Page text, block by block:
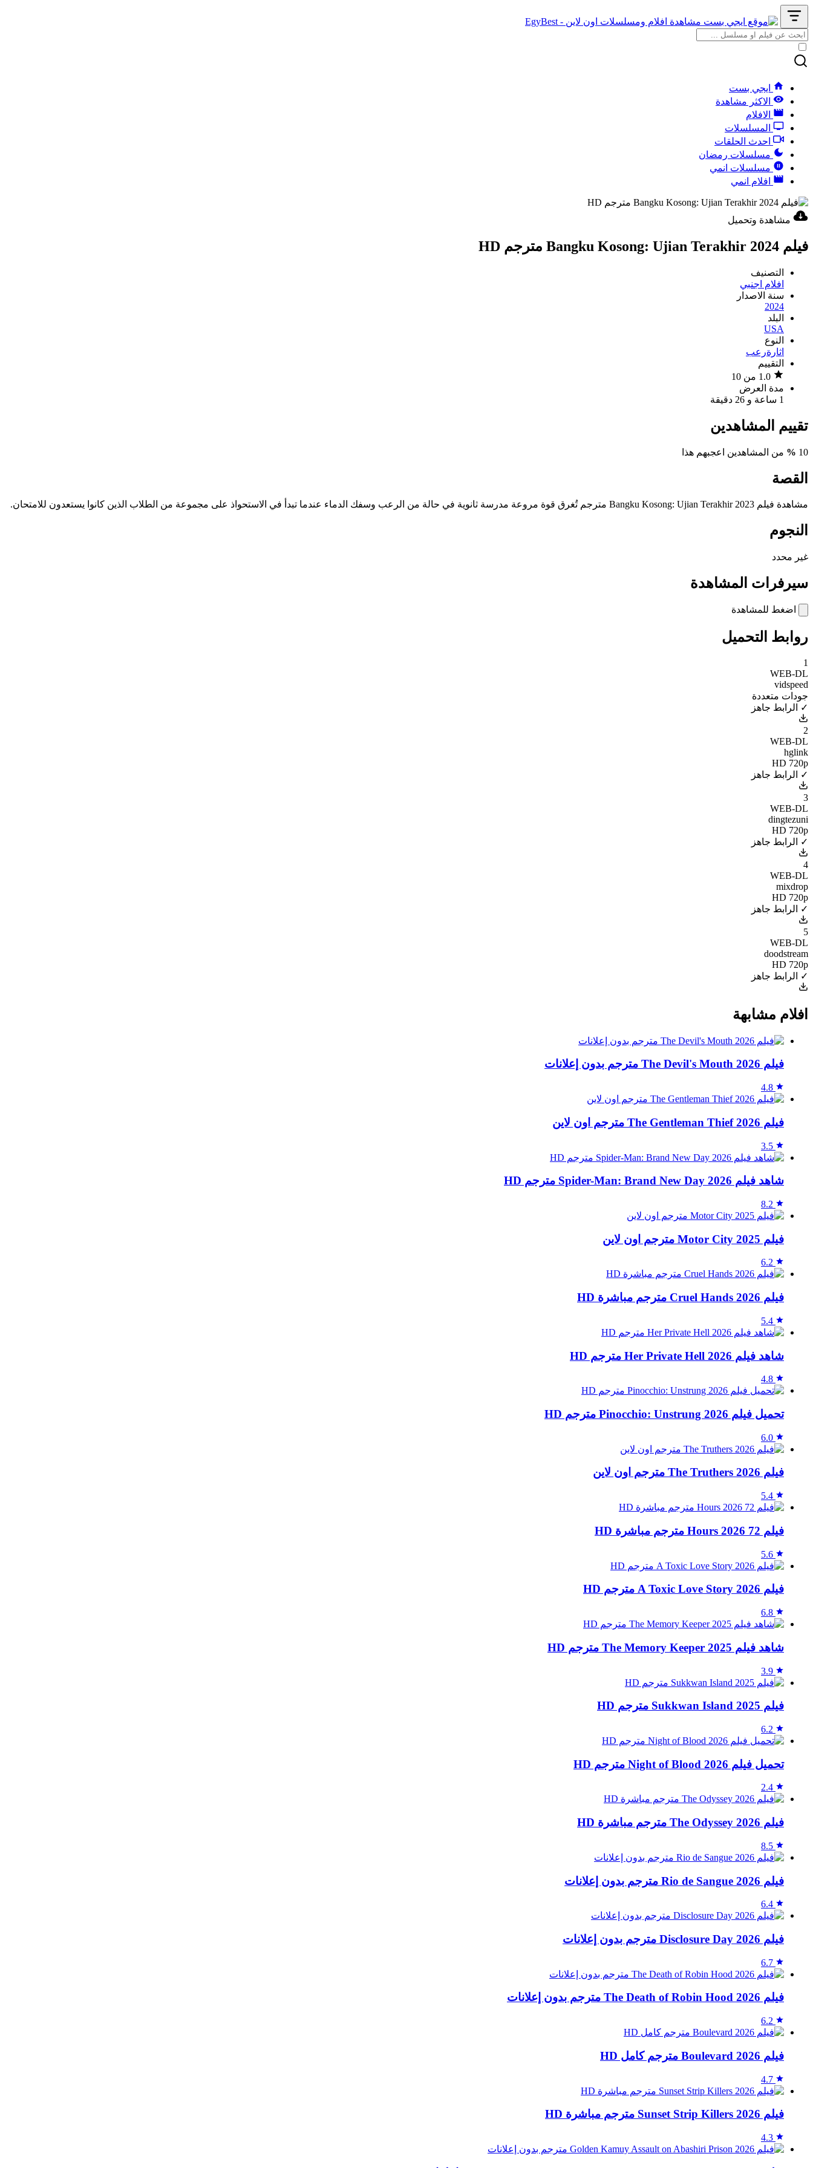
ايجي بست
الاكثر مشاهدة
الافلام
المسلسلات
احدث الحلقات
مسلسلات رمضان
مسلسلات انمي
افلام انمي
مشاهدة وتحميل
فيلم Bangku Kosong: Ujian Terakhir 2024 مترجم HD
التصنيف
افلام اجنبي
سنة الاصدار
2024
البلد
USA
النوع
اثارةرعب
التقييم
مدة العرض
1 ساعة و 26 دقيقة
تقييم المشاهدين
10
% من المشاهدين اعجبهم هذا
القصة
مشاهدة فيلم Bangku Kosong: Ujian Terakhir 2023 مترجم تُغرق قوة مروعة مدرسة ثانوية في حالة من الرعب وسفك الدماء عندما تبدأ في الاستحواذ على مجموعة من الطلاب الذين كانوا يستعدون للامتحان.
النجوم
غير محدد
سيرفرات المشاهدة
اضغط للمشاهدة
روابط التحميل
1
WEB-DL
vidspeed
جودات متعددة
✓ الرابط جاهز
2
WEB-DL
hglink
HD 720p
✓ الرابط جاهز
3
WEB-DL
dingtezuni
HD 720p
✓ الرابط جاهز
4
WEB-DL
mixdrop
HD 720p
✓ الرابط جاهز
5
WEB-DL
doodstream
HD 720p
✓ الرابط جاهز
افلام مشابهة
فيلم The Devil's Mouth 2026 مترجم بدون إعلانات
4.8
فيلم The Gentleman Thief 2026 مترجم اون لاين
3.5
شاهد فيلم Spider-Man: Brand New Day 2026 مترجم HD
8.2
فيلم Motor City 2025 مترجم اون لاين
6.2
فيلم Cruel Hands 2026 مترجم مباشرة HD
5.4
شاهد فيلم Her Private Hell 2026 مترجم HD
4.8
تحميل فيلم Pinocchio: Unstrung 2026 مترجم HD
6.0
فيلم The Truthers 2026 مترجم اون لاين
5.4
فيلم 72 Hours 2026 مترجم مباشرة HD
5.6
فيلم A Toxic Love Story 2026 مترجم HD
6.8
شاهد فيلم The Memory Keeper 2025 مترجم HD
3.9
فيلم Sukkwan Island 2025 مترجم HD
6.2
تحميل فيلم Night of Blood 2026 مترجم HD
2.4
فيلم The Odyssey 2026 مترجم مباشرة HD
8.5
فيلم Rio de Sangue 2026 مترجم بدون إعلانات
6.4
فيلم Disclosure Day 2026 مترجم بدون إعلانات
6.7
فيلم The Death of Robin Hood 2026 مترجم بدون إعلانات
6.2
فيلم Boulevard 2026 مترجم كامل HD
4.7
فيلم Sunset Strip Killers 2026 مترجم مباشرة HD
4.3